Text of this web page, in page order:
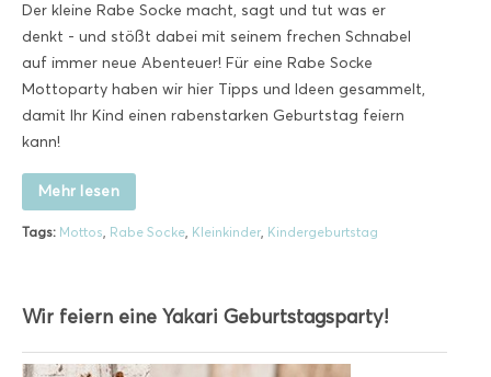
Der kleine Rabe Socke macht, sagt und tut was er
denkt - und stößt dabei mit seinem frechen Schnabel
auf immer neue Abenteuer! Für eine Rabe Socke
Mottoparty haben wir hier Tipps und Ideen gesammelt,
damit Ihr Kind einen rabenstarken Geburtstag feiern
kann!
Mehr lesen
Tags: Mottos, Rabe Socke, Kleinkinder, Kindergeburtstag
Wir feiern eine Yakari Geburtstagsparty!